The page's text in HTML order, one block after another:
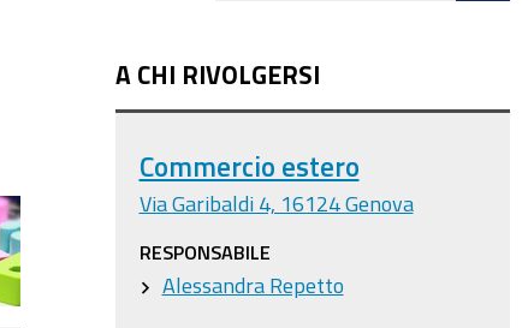
A CHI RIVOLGERSI
Commercio estero
Via Garibaldi 4, 16124 Genova
RESPONSABILE
Alessandra Repetto